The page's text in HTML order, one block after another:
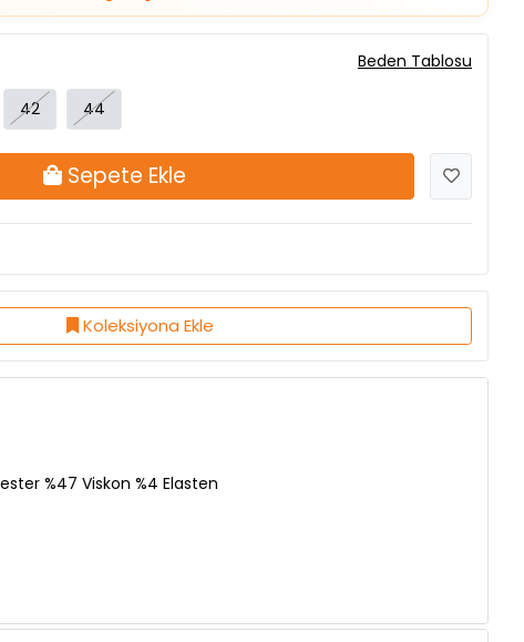
Sepete Ekle
Koleksiyona Ekle